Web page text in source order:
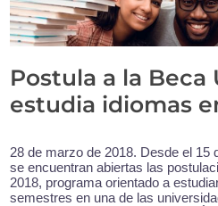
Postula a la Beca
estudia idiomas
28 de marzo de 2018. Desde el 15
se encuentran abiertas las
2018, programa orientado a
semestres en una de las